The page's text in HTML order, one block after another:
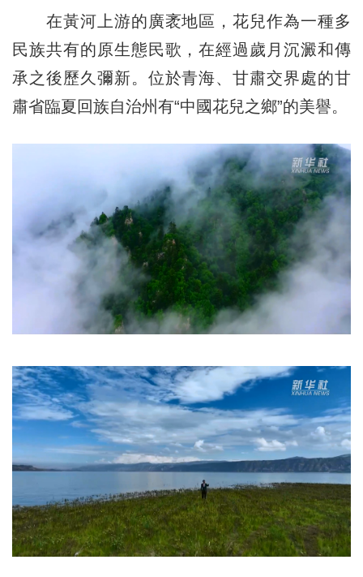
在黃河上游的廣袤地區，花兒作為一種多
民族共有的原生態民歌，在經過歲月沉澱和傳
承之後歷久彌新。位於青海、甘肅交界處的甘
肅省臨夏回族自治州有“中國花兒之鄉”的美譽。